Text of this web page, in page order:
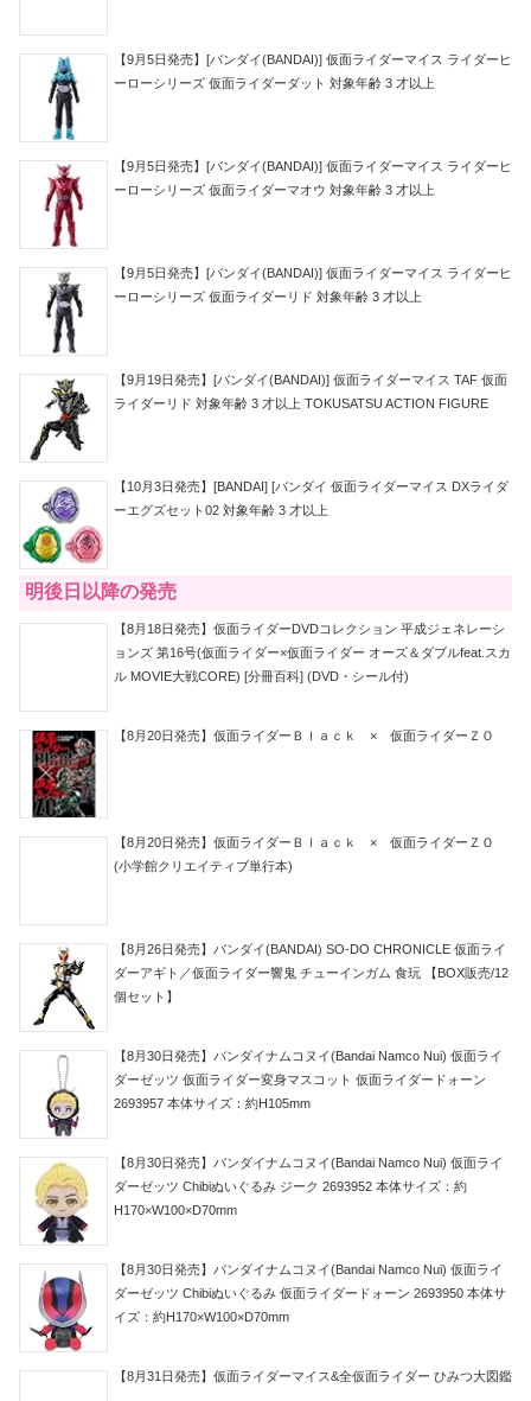
【9月5日発売】[バンダイ(BANDAI)] 仮面ライダーマイス ライダーヒ
ーローシリーズ 仮面ライダーダット 対象年齢 3 才以上
【9月5日発売】[バンダイ(BANDAI)] 仮面ライダーマイス ライダーヒ
ーローシリーズ 仮面ライダーマオウ 対象年齢 3 才以上
【9月5日発売】[バンダイ(BANDAI)] 仮面ライダーマイス ライダーヒ
ーローシリーズ 仮面ライダーリド 対象年齢 3 才以上
【9月19日発売】[バンダイ(BANDAI)] 仮面ライダーマイス TAF 仮面
ライダーリド 対象年齢 3 才以上 TOKUSATSU ACTION FIGURE
【10月3日発売】[BANDAI] [バンダイ 仮面ライダーマイス DXライダ
ーエグズセット02 対象年齢 3 才以上
明後日以降の発売
【8月18日発売】仮面ライダーDVDコレクション 平成ジェネレーシ
ョンズ 第16号(仮面ライダー×仮面ライダー オーズ＆ダブルfeat.スカ
ル MOVIE大戦CORE) [分冊百科] (DVD・シール付)
【8月20日発売】仮面ライダーＢｌａｃｋ × 仮面ライダーＺＯ
【8月20日発売】仮面ライダーＢｌａｃｋ × 仮面ライダーＺＯ
(小学館クリエイティブ単行本)
【8月26日発売】バンダイ(BANDAI) SO-DO CHRONICLE 仮面ライ
ダーアギト／仮面ライダー響鬼 チューインガム 食玩 【BOX販売/12
個セット】
【8月30日発売】バンダイナムコヌイ(Bandai Namco Nui) 仮面ライ
ダーゼッツ 仮面ライダー変身マスコット 仮面ライダードォーン
2693957 本体サイズ：約H105mm
【8月30日発売】バンダイナムコヌイ(Bandai Namco Nui) 仮面ライ
ダーゼッツ Chibiぬいぐるみ ジーク 2693952 本体サイズ：約
H170×W100×D70mm
【8月30日発売】バンダイナムコヌイ(Bandai Namco Nui) 仮面ライ
ダーゼッツ Chibiぬいぐるみ 仮面ライダードォーン 2693950 本体サ
イズ：約H170×W100×D70mm
【8月31日発売】仮面ライダーマイス&全仮面ライダー ひみつ大図鑑